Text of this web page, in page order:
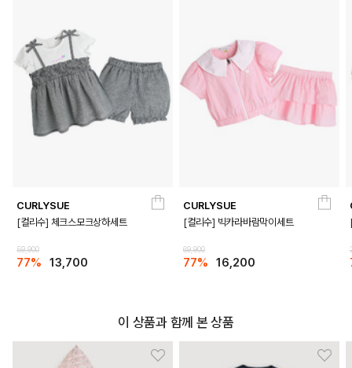
CURLYSUE
[컬리수] 체크스모크상하세트
59,900
77% 13,700
CURLYSUE
[컬리수] 빅카라바람막이세트
69,900
77% 16,200
이 상품과 함께 본 상품